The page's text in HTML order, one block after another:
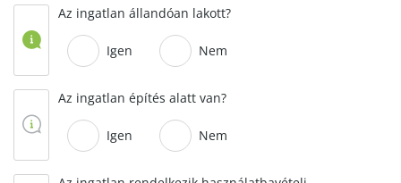
Az ingatlan állandóan lakott?
Igen Nem
Az ingatlan építés alatt van?
Igen Nem